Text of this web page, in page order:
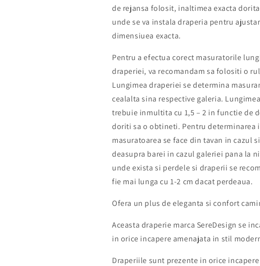
de rejansa folosit, inaltimea exacta
unde se va instala draperia pentru
dimensiuea exacta.
Pentru a efectua corect masuratorile
draperiei, va recomandam sa folositi o
Lungimea draperiei se determina
cealalta sina respective galeria.
trebuie inmultita cu 1,5 – 2 in functie de
doriti sa o obtineti. Pentru determinarea
masuratoarea se face din tavan in cazul
deasupra barei in cazul galeriei pana la
unde exista si perdele si draperii se
fie mai lunga cu 1-2 cm dacat perdeaua.
Ofera un plus de eleganta si confort
Aceasta draperie marca SereDesign se
in orice incapere amenajata in stil
Draperiile sunt prezente in orice